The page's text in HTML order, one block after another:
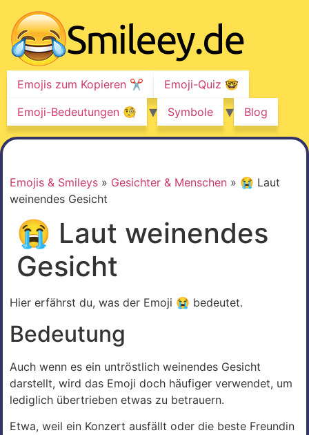
t
w
Emojis zum Kopieren ✂️
Emoji-Quiz 🤓
Emoji-Bedeutungen 🧐
Symbole Blog
Emojis & Smileys » Gesichter & Menschen » 😭 Laut
weinendes Gesicht
😭 Laut weinendes
Gesicht
Hier erfährst du, was der Emoji 😭 bedeutet.
Bedeutung
Auch wenn es ein untröstlich weinendes Gesicht
darstellt, wird das Emoji doch häufiger verwendet, um
lediglich übertrieben etwas zu betrauern.
Etwa, weil ein Konzert ausfällt oder die beste Freundin